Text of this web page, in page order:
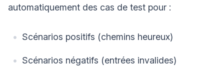
automatiquement des cas de test pour :
Scénarios positifs (chemins heureux)
Scénarios négatifs (entrées invalides)